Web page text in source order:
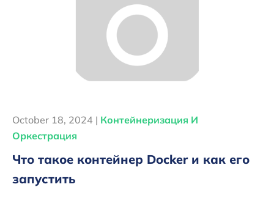
October 18, 2024 | Контейнеризация И
Оркестрация
Что такое контейнер Docker и как его
запустить